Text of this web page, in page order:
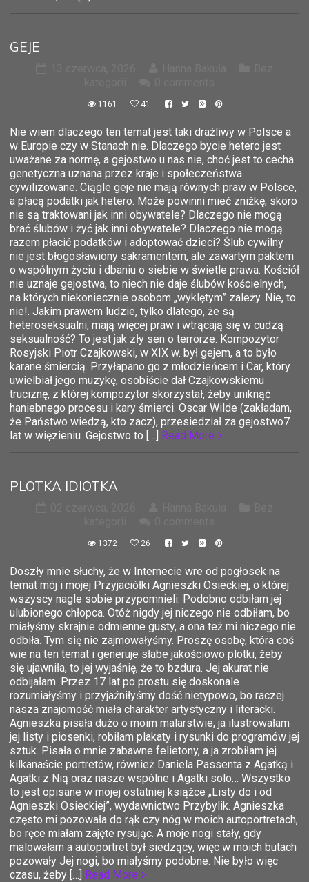
GEJE
1161 41
Nie wiem dlaczego ten temat jest taki drażliwy w Polsce a
w Europie czy w Stanach nie. Dlaczego bycie hetero jest
uważane za normę, a gejostwo u nas nie, choć jest to cecha
genetyczna uznana przez kraje i społeczeństwa
cywilizowane. Ciągle geje nie mają równych praw w Polsce,
a płacą podatki jak hetero. Może powinni mieć zniżkę, skoro
nie są traktowani jak inni obywatele? Dlaczego nie mogą
brać ślubów i żyć jak inni obywatele? Dlaczego nie mogą
razem płacić podatków i adoptować dzieci? Ślub cywilny
nie jest błogosławiony sakramentem, ale zawartym paktem
o wspólnym życiu i dbaniu o siebie w świetle prawa. Kościół
nie uznaje gejostwa, to niech nie daje ślubów kościelnych,
na których niekoniecznie osobom „wyklętym” zależy. Nie, to
nie!. Jakim prawem ludzie, tylko dlatego, że są
heteroseksualni, mają więcej praw i wtrącają się w cudzą
seksualność? To jest jak zły sen o terrorze. Kompozytor
Rosyjski Piotr Czajkowski, w XIX w. był gejem, a to było
karane śmiercią. Przyłapano go z młodzieńcem i Car, który
uwielbiał jego muzykę, osobiście dał Czajkowskiemu
truciznę, z której kompozytor skorzystał, żeby uniknąć
haniebnego procesu i kary śmierci. Oscar Wilde (zakładam,
że Państwo wiedzą, kto zacz), przesiedział za gejostwo7
lat w więzieniu. Gejostwo to […] Read More
PLOTKA IDIOTKA
1372 26
Doszły mnie słuchy, że w Internecie wre od pogłosek na
temat mój i mojej Przyjaciółki Agnieszki Osieckiej, o której
wszyscy nagle sobie przypomnieli. Podobno odbiłam jej
ulubionego chłopca. Otóż nigdy jej niczego nie odbiłam, bo
miałyśmy skrajnie odmienne gusty, a ona też mi niczego nie
odbiła. Tym się nie zajmowałyśmy. Proszę osobę, która coś
wie na ten temat i generuje słabe jakościowo plotki, żeby
się ujawniła, to jej wyjaśnię, że to bzdura. Jej akurat nie
odbijałam. Przez 17 lat po prostu się doskonale
rozumiałyśmy i przyjaźniłyśmy dość nietypowo, bo raczej
nasza znajomość miała charakter artystyczny i literacki.
Agnieszka pisała dużo o moim malarstwie, ja ilustrowałam
jej listy i piosenki, robiłam plakaty i rysunki do programów jej
sztuk. Pisała o mnie zabawne felietony, a ja zrobiłam jej
kilkanaście portretów, również Daniela Passenta z Agatką i
Agatki z Nią oraz nasze wspólne i Agatki solo… Wszystko
to jest opisane w mojej ostatniej książce „Listy do i od
Agnieszki Osieckiej”, wydawnictwo Przybylik. Agnieszka
często mi pozowała do rąk czy nóg w moich autoportretach,
bo ręce miałam zajęte rysując. A moje nogi stały, gdy
malowałam a autoportret był siedzący, więc w moich butach
pozowały Jej nogi, bo miałyśmy podobne. Nie było więc
czasu, żeby […] Read More